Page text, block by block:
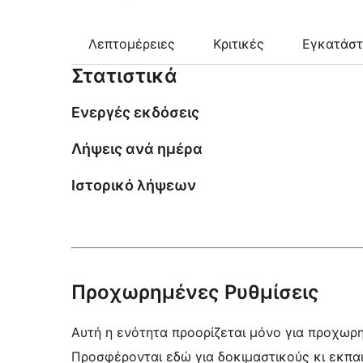
Λεπτομέρειες Κριτικές
Στατιστικά
Ενεργές εκδόσεις
Λήψεις ανά ημέρα
Ιστορικό λήψεων
Προχωρημένες Ρυθμίσεις
Αυτή η ενότητα προορίζεται μόνο για
Προσφέρονται εδώ για δοκιμαστικούς κι